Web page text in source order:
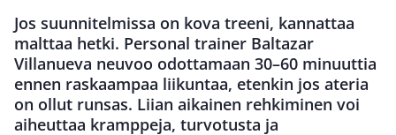
Jos suunnitelmissa on kova treeni, kannattaa
malttaa hetki. Personal trainer Baltazar
Villanueva neuvoo odottamaan 30–60 minuuttia
ennen raskaampaa liikuntaa, etenkin jos ateria
on ollut runsas. Liian aikainen rehkiminen voi
aiheuttaa kramppeja, turvotusta ja